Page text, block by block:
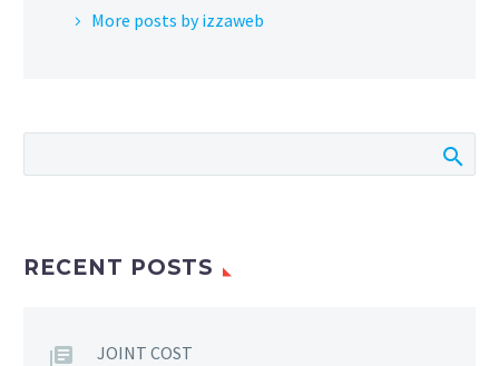
More posts by izzaweb
RECENT POSTS
JOINT COST